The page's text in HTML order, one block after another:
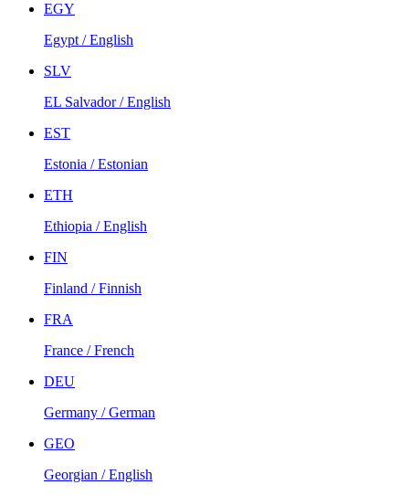
EGY
Egypt / English
SLV
EL Salvador / English
EST
Estonia / Estonian
ETH
Ethiopia / English
FIN
Finland / Finnish
FRA
France / French
DEU
Germany / German
GEO
Georgian / English